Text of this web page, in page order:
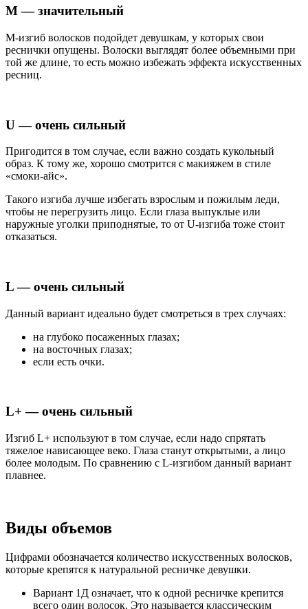
М — значительный
М-изгиб волосков подойдет девушкам, у которых свои
реснички опущены. Волоски выглядят более объемными при
той же длине, то есть можно избежать эффекта искусственных
ресниц.
U — очень сильный
Пригодится в том случае, если важно создать кукольный
образ. К тому же, хорошо смотрится с макияжем в стиле
«смоки-айс».
Такого изгиба лучше избегать взрослым и пожилым леди,
чтобы не перегрузить лицо. Если глаза выпуклые или
наружные уголки приподнятые, то от U-изгиба тоже стоит
отказаться.
L — очень сильный
Данный вариант идеально будет смотреться в трех случаях:
на глубоко посаженных глазах;
на восточных глазах;
если есть очки.
L+ — очень сильный
Изгиб L+ используют в том случае, если надо спрятать
тяжелое нависающее веко. Глаза станут открытыми, а лицо
более молодым. По сравнению с L-изгибом данный вариант
плавнее.
Виды объемов
Цифрами обозначается количество искусственных волосков,
которые крепятся к натуральной ресничке девушки.
Вариант 1Д означает, что к одной ресничке крепится
всего один волосок. Это называется классическим